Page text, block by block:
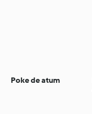
Poke de atum